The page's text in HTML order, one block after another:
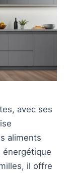
avec ses
aliments
énergétique
il offre